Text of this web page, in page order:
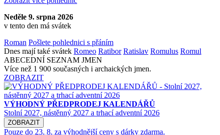
Neděle 9. srpna 2026
v tento den má svátek
Roman Pošlete pohlednici s přáním
Dnes mají také svátek Romeo Ratibor Ratislav Romulus Romul
ABECEDNÍ SEZNAM JMEN
Více než 1 900 současných i archaických jmen.
ZOBRAZIT
VÝHODNÝ PŘEDPRODEJ KALENDÁŘŮ
Stolní 2027, nástěnný 2027 a trhací adventní 2026
ZOBRAZIT
Pouze do 23. 8. za výhodnější ceny s dárky zdarma.